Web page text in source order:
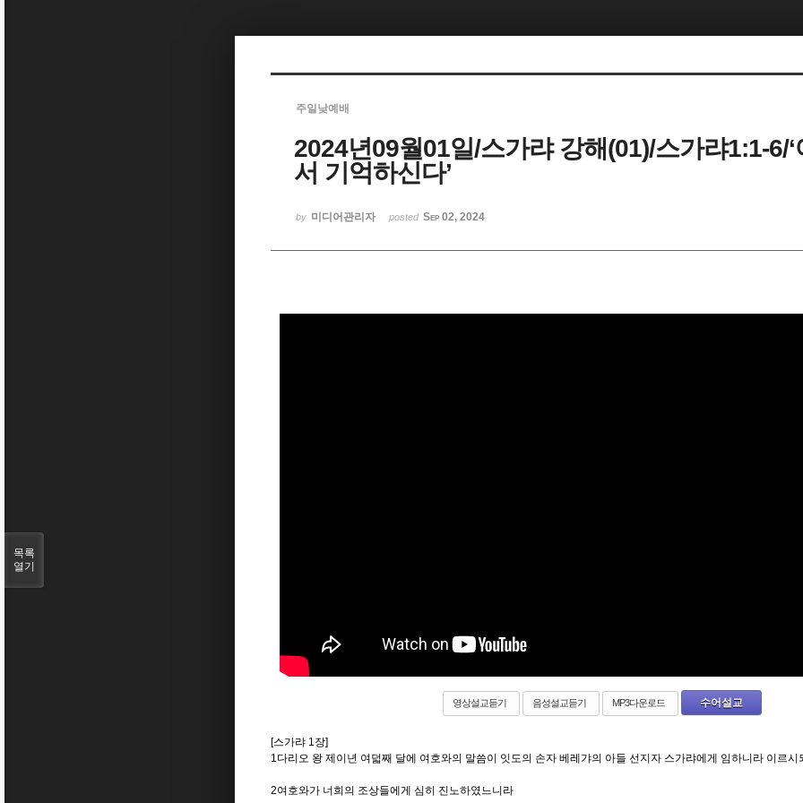
주일낮예배
2024년09월01일/스가랴 강해(01)/스가랴1:1-6/
서 기억하신다’
by 미디어관리자 posted Sep 02, 2024
영상설교듣기 음성설교듣기 MP3다운로드 수어설교
[스가랴 1장]
1다리오 왕 제이년 여덟째 달에 여호와의 말씀이 잇도의 손자 베레갸의 아들 선지자 스가랴에게 임하니라 이르시
2여호와가 너희의 조상들에게 심히 진노하였느니라
목록
열기
Sketchbook5, 스케치북5
Sketchbook5, 스케치북5